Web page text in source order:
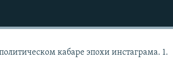
кабаре эпохи инстаграма. 1.